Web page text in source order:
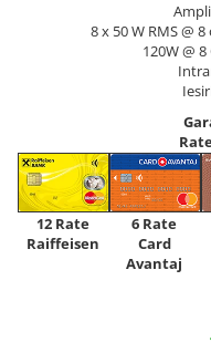
8 x 50 W RMS @
120W @
12 Rate
Raiffeisen
6 Rate
Card
Avantaj